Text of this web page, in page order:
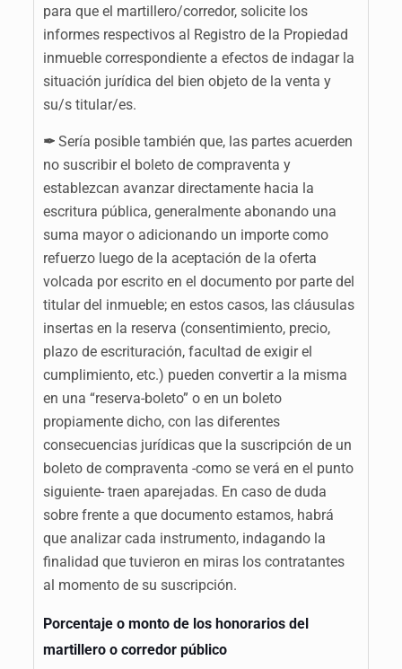
para que el martillero/corredor, solicite los
informes respectivos al Registro de la Propiedad
inmueble correspondiente a efectos de indagar la
situación jurídica del bien objeto de la venta y
su/s titular/es.
✒ Sería posible también que, las partes acuerden
no suscribir el boleto de compraventa y
establezcan avanzar directamente hacia la
escritura pública, generalmente abonando una
suma mayor o adicionando un importe como
refuerzo luego de la aceptación de la oferta
volcada por escrito en el documento por parte del
titular del inmueble; en estos casos, las cláusulas
insertas en la reserva (consentimiento, precio,
plazo de escrituración, facultad de exigir el
cumplimiento, etc.) pueden convertir a la misma
en una “reserva-boleto” o en un boleto
propiamente dicho, con las diferentes
consecuencias jurídicas que la suscripción de un
boleto de compraventa -como se verá en el punto
siguiente- traen aparejadas. En caso de duda
sobre frente a que documento estamos, habrá
que analizar cada instrumento, indagando la
finalidad que tuvieron en miras los contratantes
al momento de su suscripción.
Porcentaje o monto de los honorarios del
martillero o corredor público